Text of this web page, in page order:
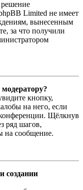
решение
Limited не имеет
вынесенным
за что получили
кнопку,
на него, если
Щёлкнув
ряд шагов,
на сообщение.
создании